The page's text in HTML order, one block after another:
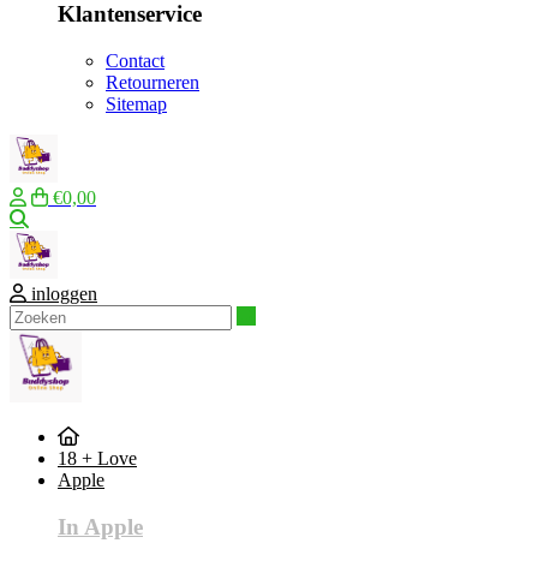
Klantenservice
Contact
Retourneren
Sitemap
€0,00
inloggen
18 + Love
Apple
In Apple